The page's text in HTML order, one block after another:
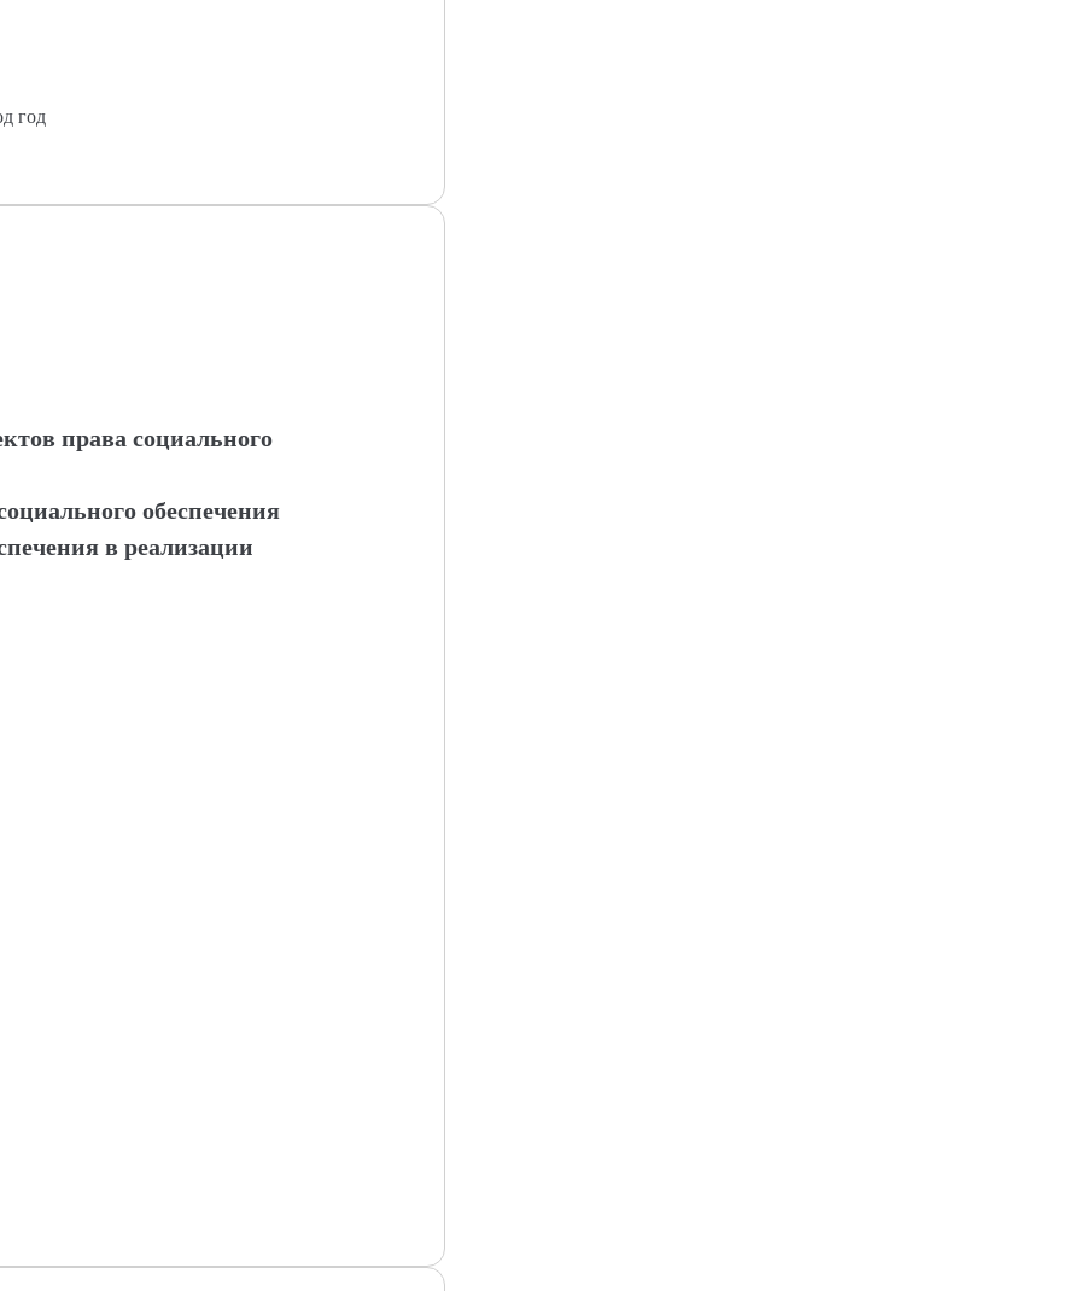
год
права социального
обеспечения
в реализации